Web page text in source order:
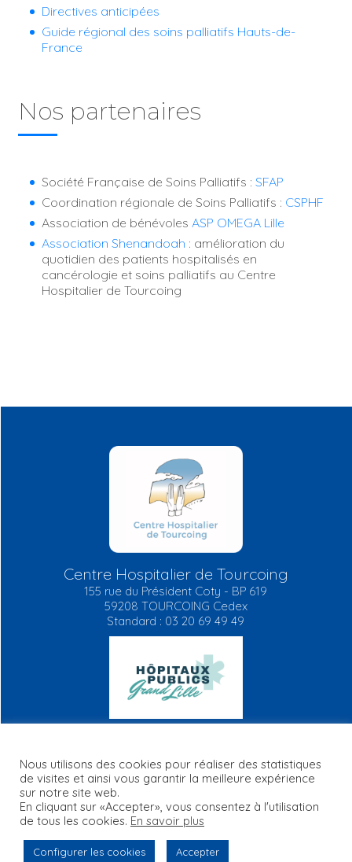
Directives anticipées
Guide régional des soins palliatifs Hauts-de-
France
Nos partenaires
Société Française de Soins Palliatifs : SFAP
Coordination régionale de Soins Palliatifs : CSPHF
Association de bénévoles ASP OMEGA Lille
Association Shenandoah : amélioration du
quotidien des patients hospitalisés en
cancérologie et soins palliatifs au Centre
Hospitalier de Tourcoing
Centre Hospitalier de Tourcoing
155 rue du Président Coty - BP 619
59208 TOURCOING Cedex
Standard : 03 20 69 49 49
Mentions légales Plan du site RGPD
FAQ
Contact
Informations règlementaires
Nous utilisons des cookies pour réaliser des statistiques
de visites et ainsi vous garantir la meilleure expérience
sur notre site web.
En cliquant sur «Accepter», vous consentez à l'utilisation
de tous les cookies. En savoir plus
Configurer les cookies Accepter